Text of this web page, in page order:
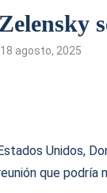
18 agosto, 2025
Unidos,
que podría